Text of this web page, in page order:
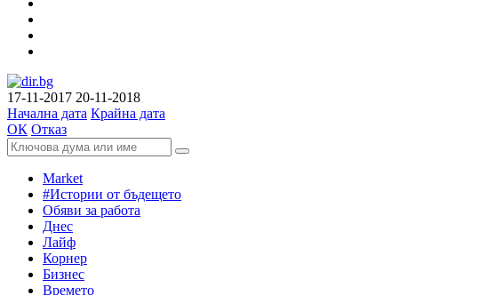
17-11-2017 20-11-2018
Начална дата Крайна дата
ОК Отказ
Market
#Истории от бъдещето
Обяви за работа
Днес
Лайф
Корнер
Бизнес
Времето